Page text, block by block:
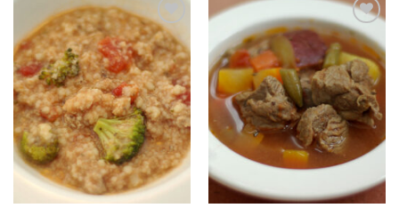
ほし
い物
リス
トに
追加
ほし
い物
リス
トに
追加